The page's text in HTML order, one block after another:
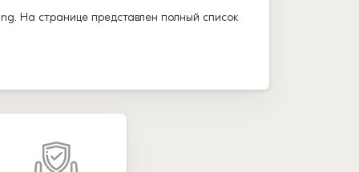
На странице представлен полный список